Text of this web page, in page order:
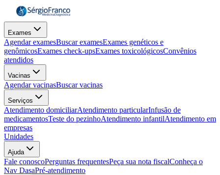
Exames
Agendar examesBuscar examesExames genéticos e
genômicosExames check-upsExames toxicológicosConvênios
atendidos
Vacinas
Agendar vacinasBuscar vacinas
Serviços
Atendimento domiciliarAtendimento particularInfusão de
medicamentosTeste do pezinhoAtendimento infantilAtendimento em
empresas
Unidades
Ajuda
Fale conoscoPerguntas frequentesPeça sua nota fiscalConheça o
Nav DasaPré-atendimento